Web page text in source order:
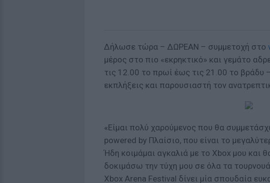
Δήλωσε τώρα – ΔΩΡΕΑΝ – συμμετοχή στο
μέρος στο πιο «εκρηκτικό» και γεμάτο
τις 12.00 το πρωί έως τις 21.00 το βράδυ
εκπλήξεις και παρουσιαστή τον
«Είμαι πολύ χαρούμενος που θα
powered by Πλαίσιο, που είναι το
Ήδη κοιμάμαι αγκαλιά με το Xbox μου και
δοκιμάσω την τύχη μου σε όλα τα
Xbox Arena Festival δίνει μία σπουδαία